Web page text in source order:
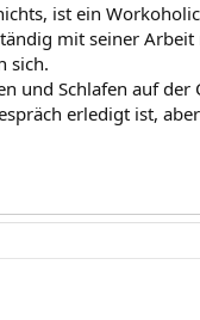
ist ein
mit seiner
sich.
und Schlafen auf
erledigt ist,